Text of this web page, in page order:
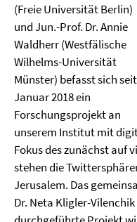
(Freie Universität Berlin)
und Jun.-Prof. Dr. Annie
Waldherr (Westfälische
Wilhelms-Universität
Münster) befasst sich seit
Januar 2018 ein
Forschungsprojekt an
unserem Institut mit
Fokus des zunächst auf
stehen die
Jerusalem. Das
Dr. Neta Kligler-